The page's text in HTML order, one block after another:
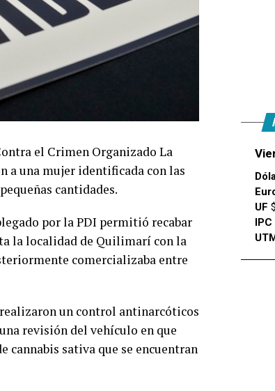
el Crimen Organizado La
a una mujer identificada con las
cantidades.
por la PDI permitió recabar
la localidad de Quilimarí con la
comercializaba entre
un control antinarcóticos
revisión del vehículo en que
cannabis sativa que se encuentran
UF
IPC